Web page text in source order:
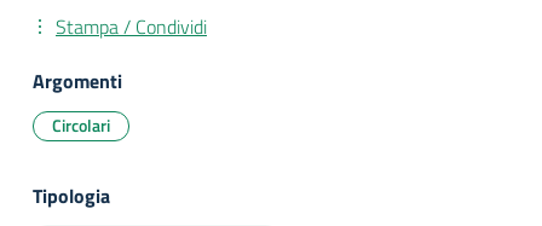
Stampa / Condividi
Argomenti
Circolari
Tipologia